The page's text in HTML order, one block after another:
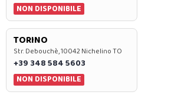
NON DISPONIBILE
TORINO
Str. Debouchè, 10042 Nichelino TO
+39 348 584 5603
NON DISPONIBILE